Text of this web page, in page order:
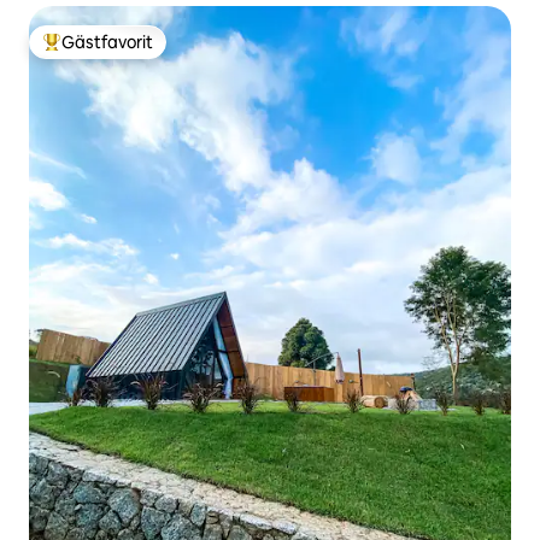
Populär gästfavorit
Gästfavorit